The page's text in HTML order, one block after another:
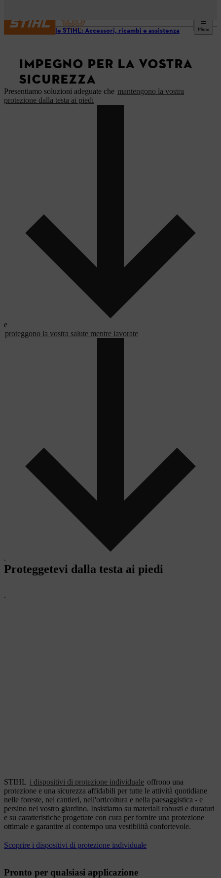
Menu
Originale STIHL: Accessori, ricambi e assistenza
IMPEGNO PER LA VOSTRA
SICUREZZA
Presentiamo soluzioni adeguate che mantengono la vostra
protezione dalla testa ai piedi
e
proteggono la vostra salute mentre lavorate
.
Proteggetevi dalla testa ai piedi
.
STIHL i dispositivi di protezione individuale offrono una
protezione e una sicurezza affidabili per tutte le attività quotidiane
nelle foreste, nei cantieri, nell'orticoltura e nella paesaggistica - e
persino nel vostro giardino. Insistiamo su materiali robusti e duraturi
e su caratteristiche progettate con cura per fornire una protezione
ottimale e garantire al contempo una vestibilità confortevole.
Scoprire i dispositivi di protezione individuale
Pronto per qualsiasi applicazione